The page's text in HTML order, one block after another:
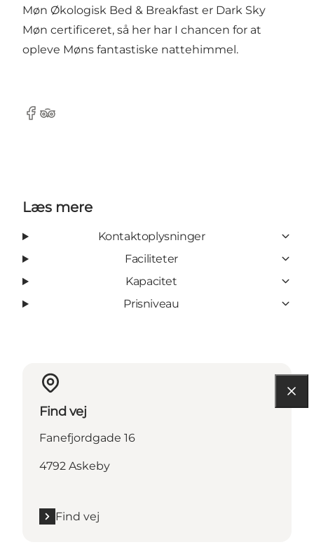
Møn Økologisk Bed & Breakfast er Dark Sky
Møn certificeret, så her har I chancen for at
opleve Møns fantastiske nattehimmel.
Facebook
TripAdvisor
Læs mere
Kontaktoplysninger
Faciliteter
Kapacitet
Prisniveau
Find vej
Fanefjordgade 16
4792 Askeby
Find vej